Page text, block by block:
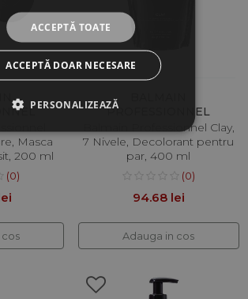
Masca
200 ml
(0)
cos
PROFESSIONNEL
Balmain Professionnel Clay,
7 Nivele, Decolorant pentru
par, 400 ml
(0)
94.68 lei
Adauga in cos
ACCEPTĂ TOATE
ACCEPTĂ DOAR NECESARE
PERSONALIZEAZĂ